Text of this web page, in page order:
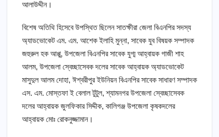
আলাউদ্দীন।
বিশেষ অতিথি হিসেবে উপস্থিত ছিলেন সাতক্ষীরা জেলা বিএনপির সদস্য
অ্যাডভোকেট এম. এম. আশেক ইলাহি মুন্না, সাবেক যুব বিষয়ক সম্পাদক
জহুরুল হক আপ্পু, উপজেলা বিএনপির সাবেক যুগ্ম আহ্বায়ক গাজী শাহ
আলম, উপজেলা স্বেচ্ছাসেবক দলের সাবেক আহ্বায়ক অ্যাডভোকেট
মাসুদুল আলম দোহা, ঈশ্বরীপুর ইউনিয়ন বিএনপির সাবেক সাধারণ সম্পাদক
এস. এম. মোস্তফা ই বেলাল টুটুল, শ্যামনগর উপজেলা স্বেচ্ছাসেবক
দলের আহ্বায়ক জুলফিকার সিদ্দীক, কালিগঞ্জ উপজেলা কৃষকদলের
আহ্বায়ক মোঃ রোকনুজ্জামান।